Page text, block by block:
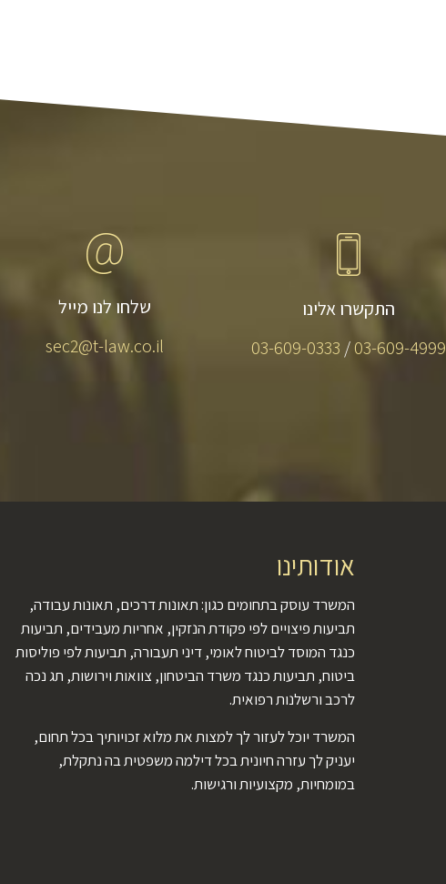
התקשרו אלינו
03-609-49​99
/
03-609-0333
שלחו לנו מייל
sec2@t-law.co.il
אודותינו
המשרד עוסק בתחומים כגון: תאונות דרכים, תאונות עבודה,
תביעות פיצויים לפי פקודת הנזקין, אחריות מעבידים, תביעות
כנגד המוסד לביטוח לאומי, דיני תעבורה, תביעות לפי פוליסות
ביטוח, תביעות כנגד משרד הביטחון, צוואות וירושות, תג נכה
לרכב ורשלנות רפואית.
המשרד יוכל לעזור לך למצות את מלוא זכויותיך בכל תחום,
יעניק לך עזרה חיונית בכל דילמה משפטית בה נתקלת,
במומחיות, מקצועיות ורגישות.